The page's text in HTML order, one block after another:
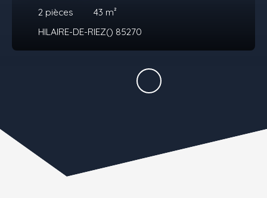
2 pièces 43 m²
HILAIRE-DE-RIEZ() 85270